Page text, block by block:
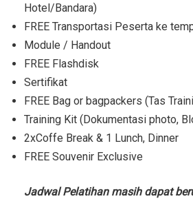
Hotel/Bandara)
FREE Transportasi Peserta ke
Module / Handout
FREE Flashdisk
Sertifikat
FREE Bag or bagpackers (Tas
Training Kit (Dokumentasi photo,
2xCoffe Break & 1 Lunch, Dinner
FREE Souvenir Exclusive
Jadwal Pelatihan masih dapat